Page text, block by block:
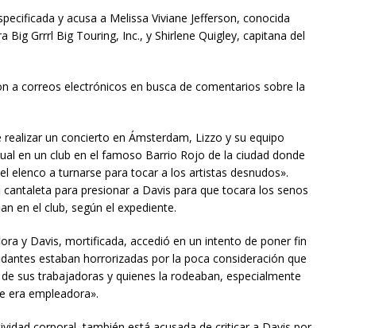
y acusa a Melissa Viviane Jefferson, conocida
Grrrl Big Touring, Inc., y Shirlene Quigley, capitana del
a correos electrónicos en busca de comentarios sobre la
un concierto en Ámsterdam, Lizzo y su equipo
en un club en el famoso Barrio Rojo de la ciudad donde
elenco a turnarse para tocar a los artistas desnudos».
para presionar a Davis para que tocara los senos
en el club, según el expediente.
y Davis, mortificada, accedió en un intento de poner fin
estaban horrorizadas por la poca consideración que
sus trabajadoras y quienes la rodeaban, especialmente
era empleadora».